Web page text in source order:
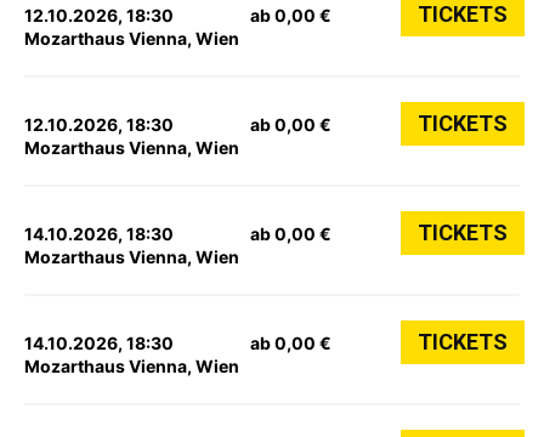
12.10.2026, 18:30
Mozarthaus Vienna, Wien
ab 0,00 € TICKETS
12.10.2026, 18:30
Mozarthaus Vienna, Wien
ab 0,00 € TICKETS
14.10.2026, 18:30
Mozarthaus Vienna, Wien
ab 0,00 € TICKETS
14.10.2026, 18:30
Mozarthaus Vienna, Wien
ab 0,00 € TICKETS